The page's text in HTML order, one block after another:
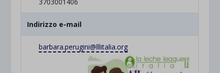
Indirizzo e-mail
barbara.perugini@lllitalia.org